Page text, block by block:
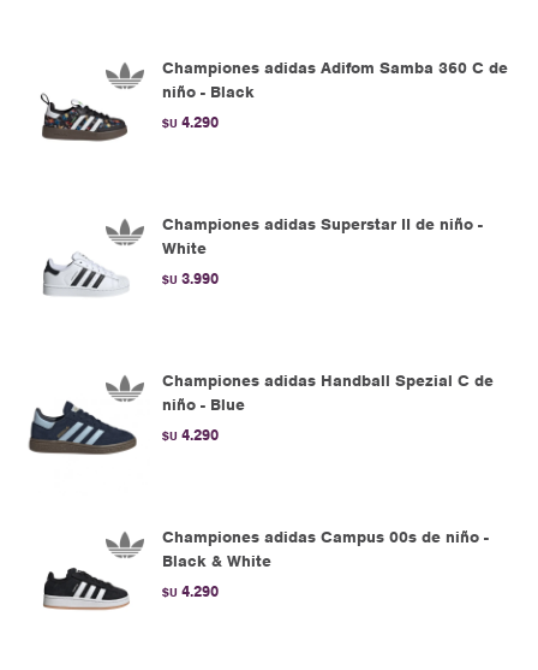
Championes adidas Adifom Samba 360 C de
niño - Black
$U 4.290
Championes adidas Superstar II de niño -
White
$U 3.990
Championes adidas Handball Spezial C de
niño - Blue
$U 4.290
Championes adidas Campus 00s de niño -
Black & White
$U 4.290